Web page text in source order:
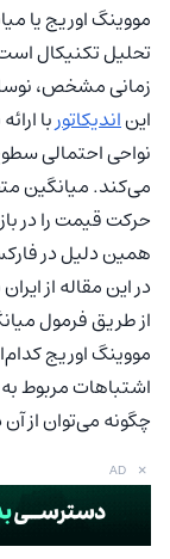
مووینگ اوریج یا
تحلیل تکنیکال
زمانی مشخص،
ایناندیکاتوربا
نواحی احتمالی
می‌کند. میانگین
حرکت قیمت را در
همین دلیل در
در این مقاله از
از طریق فرمول
اشتباهات مربوط
چگونه می‌توان از
AD ×